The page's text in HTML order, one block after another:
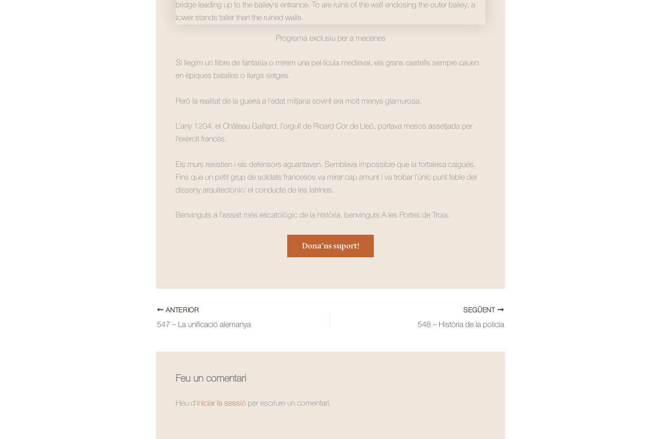
Programa exclusiu per a mecenes
Si llegim un llibre de fantasia o mirem una pel·lícula medieval, els grans castells sempre cauen
en èpiques batalles o llargs setges.
Però la realitat de la guerra a l’edat mitjana sovint era molt menys glamurosa.
L’any 1204, el Château Gaillard, l’orgull de Ricard Cor de Lleó, portava mesos assetjada per
l’exèrcit francès.
Els murs resistien i els defensors aguantaven. Semblava impossible que la fortalesa caigués.
Fins que un petit grup de soldats francesos va mirar cap amunt i va trobar l’únic punt feble del
disseny arquitectònic: el conducte de les latrines.
Benvinguts a l’assalt més escatològic de la història, benvinguts A les Portes de Troia.
Dona’ns suport!
ANTERIOR
547 – La unificació alemanya
SEGÜENT
548 – Història de la policia
Feu un comentari
Heu d'iniciar la sessió per escriure un comentari.